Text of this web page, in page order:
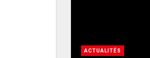
ACTUALITÉS